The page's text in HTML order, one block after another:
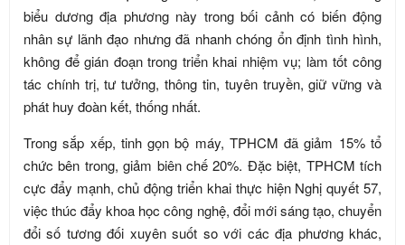
biểu dương địa phương này trong bối cảnh có biến động
nhân sự lãnh đạo nhưng đã nhanh chóng ổn định tình hình,
không để gián đoạn trong triển khai nhiệm vụ; làm tốt công
tác chính trị, tư tưởng, thông tin, tuyên truyền, giữ vững và
phát huy đoàn kết, thống nhất.
Trong sắp xếp, tinh gọn bộ máy, TPHCM đã giảm 15% tổ
chức bên trong, giảm biên chế 20%. Đặc biệt, TPHCM tích
cực đẩy mạnh, chủ động triển khai thực hiện Nghị quyết 57,
việc thúc đẩy khoa học công nghệ, đổi mới sáng tạo, chuyển
đổi số tương đối xuyên suốt so với các địa phương khác,